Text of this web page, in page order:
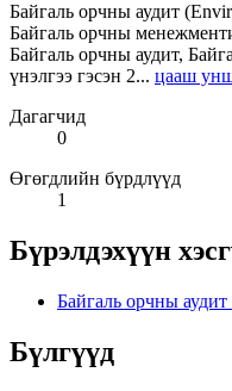
Байгаль орчны аудит
Байгаль орчны
Байгаль орчны аудит,
үнэлгээ гэсэн 2... цааш
Дагагчид
0
Өгөгдлийн бүрдлүүд
1
Бүрэлдэхүүн
Байгаль орчны аудит
Бүлгүүд